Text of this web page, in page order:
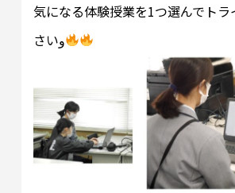
気になる体験授業を1つ選んでト
さいو